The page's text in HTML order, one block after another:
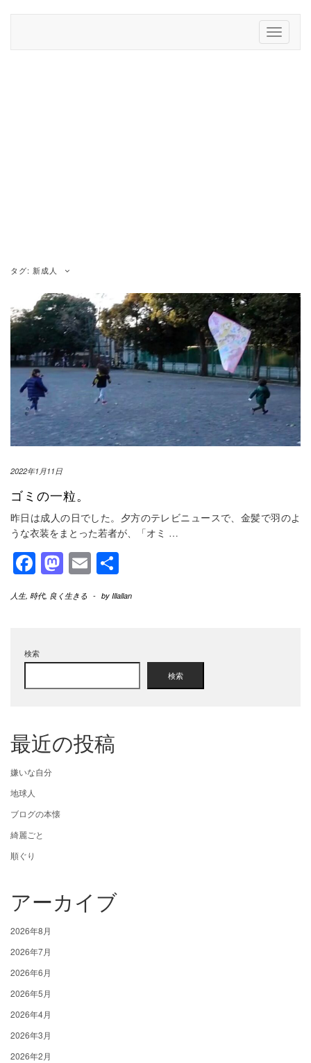
Toggle
タグ: 新成人
2022年1月11日
ゴミの一粒。
昨日は成人の日でした。夕方のテレビニュースで、金髪で羽のよ
うな衣装をまとった若者が、「オミ …
Facebook
Mastodon
Email
有
人生, 時代, 良く生きる - by Illallan
検索
検索
最近の投稿
嫌いな自分
地球人
ブログの本懐
綺麗ごと
順ぐり
アーカイブ
2026年8月
2026年7月
2026年6月
2026年5月
2026年4月
2026年3月
2026年2月